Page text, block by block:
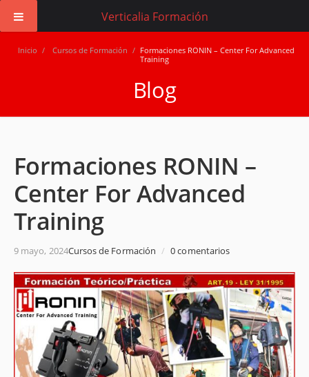
Inicio / Cursos de Formación / Formaciones RONIN – Center For Advanced
Training
Blog
Formaciones RONIN –
Center For Advanced
Training
9 mayo, 2024Cursos de Formación / 0 comentarios
Verticalia Formación